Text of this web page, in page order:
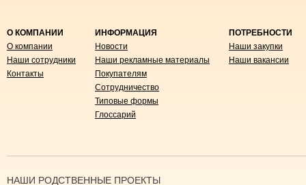
О КОМПАНИИ
О компании
Наши сотрудники
Контакты
ИНФОРМАЦИЯ
Новости
Наши рекламные материалы
Покупателям
Сотрудничество
Типовые формы
Глоссарий
ПОТРЕБНОСТИ
Наши закупки
Наши вакансии
НАШИ РОДСТВЕННЫЕ ПРОЕКТЫ